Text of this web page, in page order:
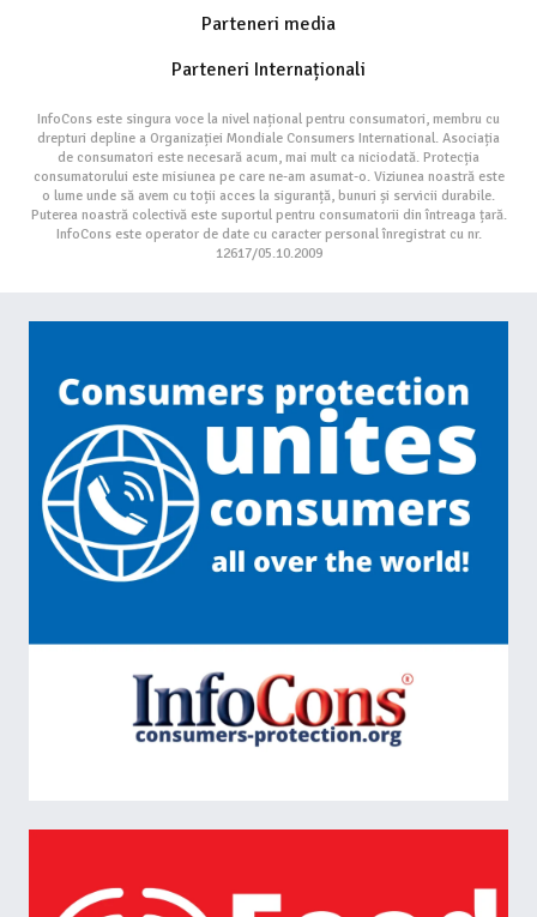
Parteneri media
Parteneri Internaționali
InfoCons este singura voce la nivel național pentru consumatori, membru cu
drepturi depline a Organizației Mondiale Consumers International. Asociația
de consumatori este necesară acum, mai mult ca niciodată. Protecția
consumatorului este misiunea pe care ne-am asumat-o. Viziunea noastră este
o lume unde să avem cu toții acces la siguranță, bunuri și servicii durabile.
Puterea noastră colectivă este suportul pentru consumatorii din întreaga țară.
InfoCons este operator de date cu caracter personal înregistrat cu nr.
12617/05.10.2009